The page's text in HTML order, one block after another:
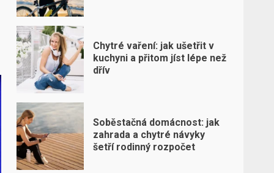
Chytré vaření: jak ušetřit v
kuchyni a přitom jíst lépe než
dřív
Soběstačná domácnost: jak
zahrada a chytré návyky
šetří rodinný rozpočet